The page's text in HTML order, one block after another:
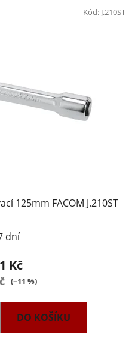
125mm FACOM J.210ST
dní
Kč
(–11 %)
DO KOŠÍKU
Kód: J.210ST